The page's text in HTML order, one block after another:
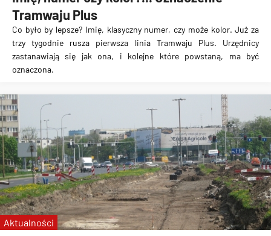
Tramwaju Plus
Co było by lepsze? Imię, klasyczny numer, czy może kolor. Już za
trzy tygodnie rusza pierwsza linia Tramwaju Plus. Urzędnicy
zastanawiają się jak ona, i kolejne które powstaną, ma być
oznaczona.
Aktualności